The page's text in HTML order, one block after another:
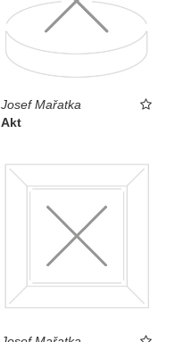
Josef Mařatka
Akt